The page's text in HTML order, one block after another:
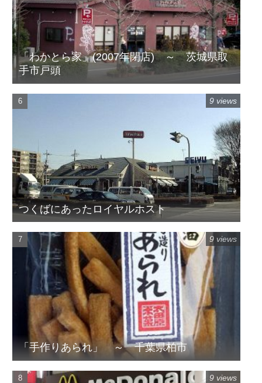
「わかとら家」(2007年閉店) ～ 茨城県取
手市戸頭
つくばにあったロイヤルホスト
9 views
「手作りあられ」 ～ 千葉県柏市
9 views
9 views